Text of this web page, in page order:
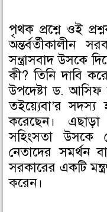
পৃথক প্রশ্নে ওই
অন্তর্বর্তীকালীন
সন্ত্রাসবাদ উসকে
কী? তিনি দাবি
উপদেষ্টা ড. আসিফ
তইয়্যেবা’র
করেছেন। এছাড়া
সহিংসতা উসকে
নেতাদের সমর্থন
সরকারের একটি
করেন।